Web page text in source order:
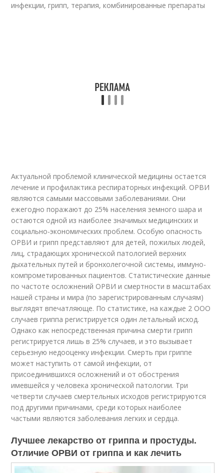
инфекции, грипп, терапия, комбинированные препараты
Актуальной проблемой клинической медицины остается
лечение и профилактика респираторных инфекций. ОРВИ
являются самыми массовыми заболеваниями. Они
ежегодно поражают до 25% населения земного шара и
остаются одной из наиболее значимых медицинских и
социально-экономических проблем. Особую опасность
ОРВИ и грипп представляют для детей, пожилых людей,
лиц, страдающих хронической патологией верхних
дыхательных путей и бронхолегочной системы, иммуно-
компрометированных пациентов. Статистические данные
по частоте осложнений ОРВИ и смертности в масштабах
нашей страны и мира (по зарегистрированным случаям)
выглядят впечатляюще. По статистике, на каждые 2 ООО
случаев гриппа регистрируется один летальный исход.
Однако как непосредственная причина смерти грипп
регистрируется лишь в 25% случаев, и это вызывает
серьезную недооценку инфекции. Смерть при гриппе
может наступить от самой инфекции, от
присоединившихся осложнений и от обострения
имевшейся у человека хронической патологии. Три
четверти случаев смертельных исходов регистрируются
под другими причинами, среди которых наиболее
частыми являются заболевания легких и сердца.
Лучшее лекарство от гриппа и простуды.
Отличие ОРВИ от гриппа и как лечить